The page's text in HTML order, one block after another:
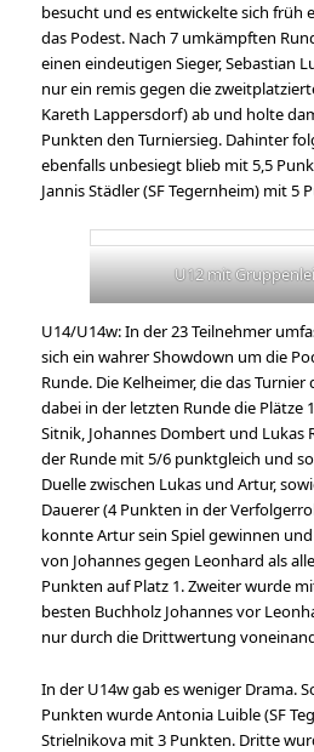
besucht und es entwickelte sich früh
das Podest. Nach 7 umkämpften
einen eindeutigen Sieger, Sebastian
nur ein remis gegen die
Kareth Lappersdorf) ab und holte
Punkten den Turniersieg. Dahinter
ebenfalls unbesiegt blieb mit 5,5
Jannis Städler (SF Tegernheim) mit 5
U12 mit
U14/U14w: In der 23 Teilnehmer
sich ein wahrer Showdown um die
Runde. Die Kelheimer, die das
dabei in der letzten Runde die Plätze
Sitnik, Johannes Dombert und Lukas
der Runde mit 5/6 punktgleich und
Duelle zwischen Lukas und Artur,
Dauerer (4 Punkten in der
konnte Artur sein Spiel gewinnen
von Johannes gegen Leonhard als
Punkten auf Platz 1. Zweiter wurde
besten Buchholz Johannes vor
nur durch die Drittwertung
In der U14w gab es weniger Drama.
Punkten wurde Antonia Luible (SF
Strielnikova mit 3 Punkten. Dritte